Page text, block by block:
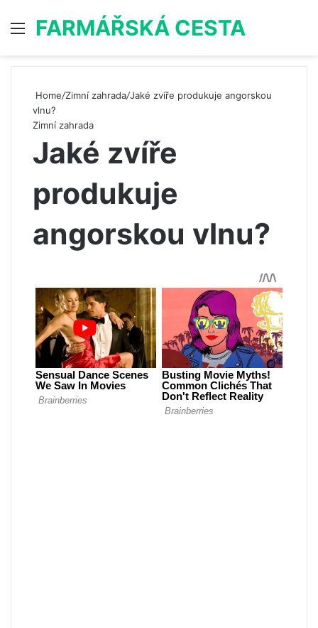
Menu
FARMÁŘSKÁ CESTA
Home/Zimní zahrada/Jaké zvíře produkuje angorskou
vlnu?
Zimní zahrada
Jaké zvíře
produkuje
angorskou vlnu?